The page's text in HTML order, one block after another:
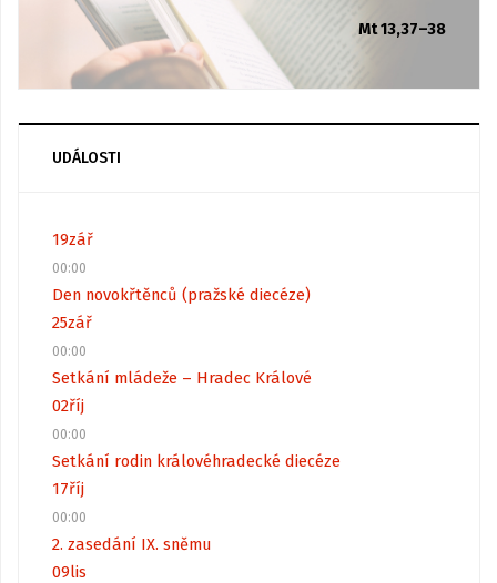
Mt 13,37–38
UDÁLOSTI
19zář
00:00
Den novokřtěnců (pražské diecéze)
25zář
00:00
Setkání mládeže – Hradec Králové
02říj
00:00
Setkání rodin královéhradecké diecéze
17říj
00:00
2. zasedání IX. sněmu
09lis